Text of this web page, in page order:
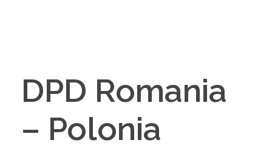
DPD Romania
– Polonia